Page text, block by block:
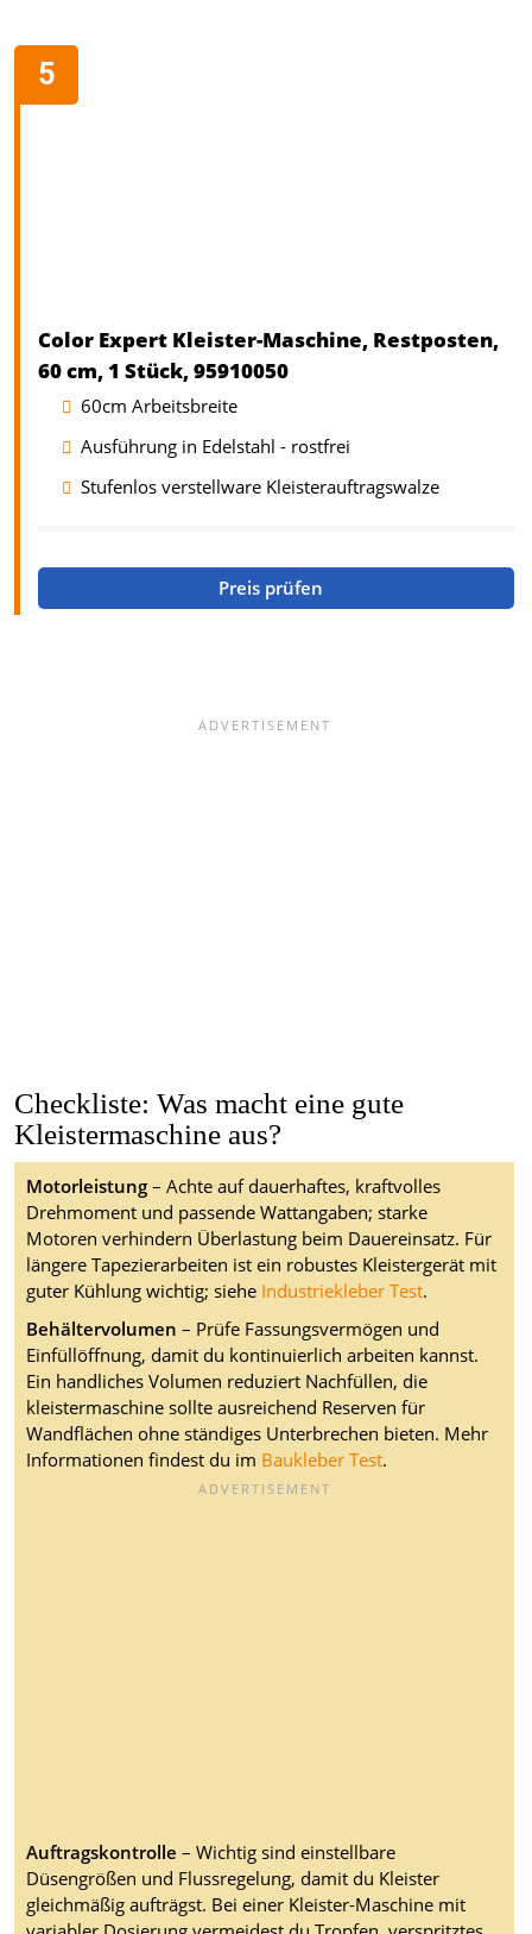
Color Expert Kleister-Maschine, Restposten,
60 cm, 1 Stück, 95910050
60cm Arbeitsbreite
Ausführung in Edelstahl - rostfrei
Stufenlos verstellware Kleisterauftragswalze
Preis prüfen
Checkliste: Was macht eine gute
Kleistermaschine aus?
Motorleistung– Achte auf dauerhaftes, kraftvolles
Drehmoment und passende Wattangaben; starke
Motoren verhindern Überlastung beim Dauereinsatz. Für
längere Tapezierarbeiten ist ein robustes Kleistergerät mit
guter Kühlung wichtig; siehe Industriekleber Test.
Behältervolumen – Prüfe Fassungsvermögen und
Einfüllöffnung, damit du kontinuierlich arbeiten kannst.
Ein handliches Volumen reduziert Nachfüllen, die
kleistermaschine sollte ausreichend Reserven für
Wandflächen ohne ständiges Unterbrechen bieten. Mehr
Informationen findest du im Baukleber Test.
Auftragskontrolle – Wichtig sind einstellbare
Düsengrößen und Flussregelung, damit du Kleister
gleichmäßig aufträgst. Bei einer Kleister-Maschine mit